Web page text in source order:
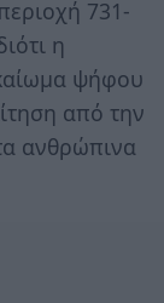
731-
η
ψήφου
από την
ανθρώπινα